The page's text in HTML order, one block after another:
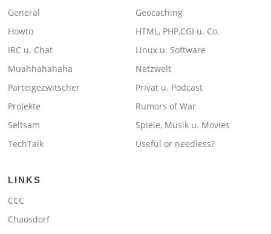
General
Geocaching
Howto
HTML, PHP,CGI u. Co.
IRC u. Chat
Linux u. Software
Muahhahahaha
Netzwelt
Parteigezwitscher
Privat u. Podcast
Projekte
Rumors of War
Seltsam
Spiele, Musik u. Movies
TechTalk
Useful or needless?
LINKS
CCC
Chaosdorf